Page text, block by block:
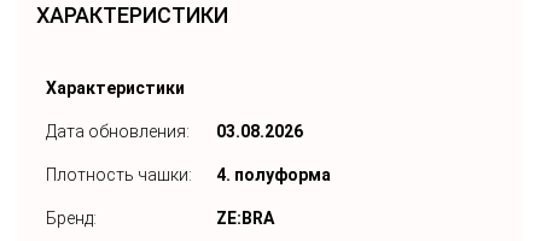
ХАРАКТЕРИСТИКИ
Характеристики
Дата обновления: 03.08.2026
Плотность чашки: 4. полуформа
Бренд: ZE:BRA